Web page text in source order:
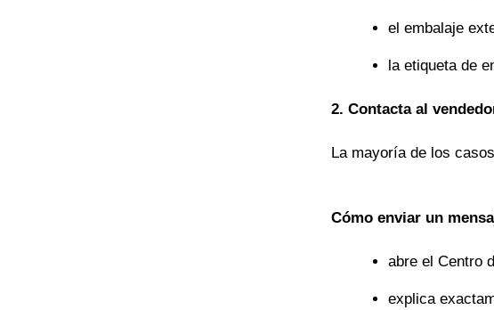
el embalaje
la etiqueta de
2. Contacta al
La mayoría de los
Cómo enviar un
abre el Centro
explica